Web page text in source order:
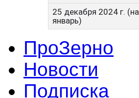
25 декабря 2024 г. (на
январь)
ПроЗерно
Новости
Подписка